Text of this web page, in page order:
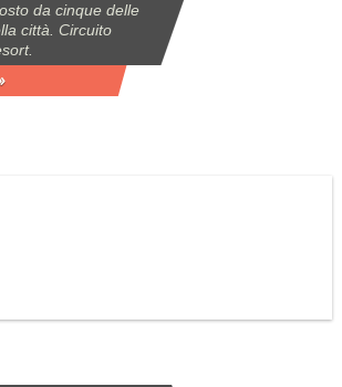
da cinque delle
città. Circuito